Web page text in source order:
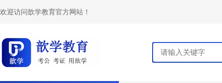
欢迎访问歆学教育官方网站！